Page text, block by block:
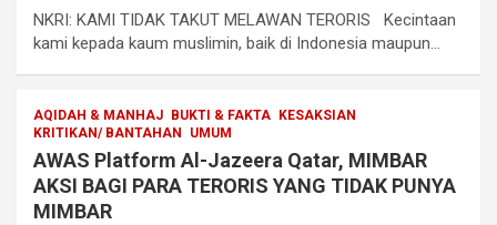
NKRI: KAMI TIDAK TAKUT MELAWAN TERORIS Kecintaan
kami kepada kaum muslimin, baik di Indonesia maupun…
AQIDAH & MANHAJ BUKTI & FAKTA
KESAKSIAN
KRITIKAN/ BANTAHAN
UMUM
AWAS Platform Al-Jazeera Qatar, MIMBAR
AKSI BAGI PARA TERORIS YANG TIDAK PUNYA
MIMBAR